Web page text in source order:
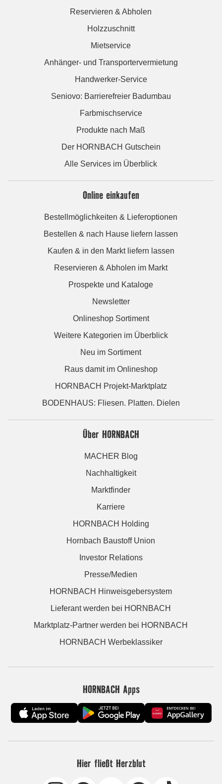
Reservieren & Abholen
Holzzuschnitt
Mietservice
Anhänger- und Transportervermietung
Handwerker-Service
Seniovo: Barrierefreier Badumbau
Farbmischservice
Produkte nach Maß
Der HORNBACH Gutschein
Alle Services im Überblick
Online einkaufen
Bestellmöglichkeiten & Lieferoptionen
Bestellen & nach Hause liefern lassen
Kaufen & in den Markt liefern lassen
Reservieren & Abholen im Markt
Prospekte und Kataloge
Newsletter
Onlineshop Sortiment
Weitere Kategorien im Überblick
Neu im Sortiment
Raus damit im Onlineshop
HORNBACH Projekt-Marktplatz
BODENHAUS: Fliesen. Platten. Dielen
Über HORNBACH
MACHER Blog
Nachhaltigkeit
Marktfinder
Karriere
HORNBACH Holding
Hornbach Baustoff Union
Investor Relations
Presse/Medien
HORNBACH Hinweisgebersystem
Lieferant werden bei HORNBACH
Marktplatz-Partner werden bei HORNBACH
HORNBACH Werbeklassiker
HORNBACH Apps
Hier fließt Herzblut